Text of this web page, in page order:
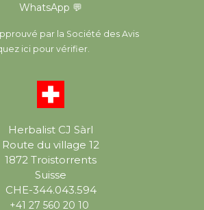
Herbalist CJ Sàrl
Route du village 12
1872 Troistorrents
Suisse
CHE-344.043.594
+41 27 560 20 10
WhatsApp 💬
par la Société des Avis
ici pour vérifier